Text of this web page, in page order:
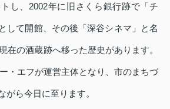
し、2002年に旧さくら銀行跡で「チ
して開館、その後「深谷シネマ」と名
在の酒蔵跡へ移った歴史があります。
・エフが運営主体となり、市のまちづ
がら今日に至ります。